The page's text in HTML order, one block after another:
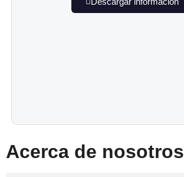
Acerca de nosotros